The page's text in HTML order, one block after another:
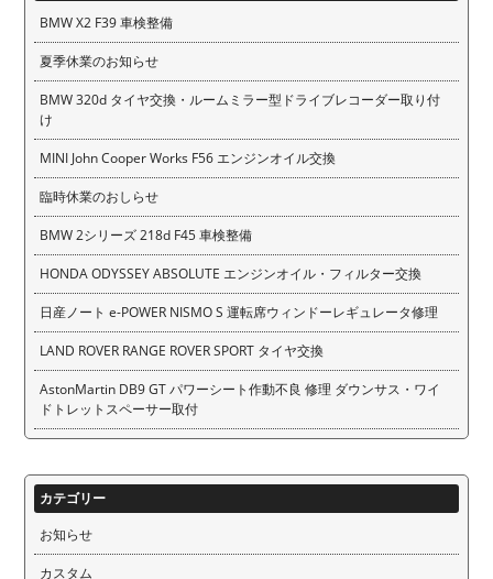
BMW X2 F39 車検整備
夏季休業のお知らせ
BMW 320d タイヤ交換・ルームミラー型ドライブレコーダー取り付
け
MINI John Cooper Works F56 エンジンオイル交換
臨時休業のおしらせ
BMW 2シリーズ 218d F45 車検整備
HONDA ODYSSEY ABSOLUTE エンジンオイル・フィルター交換
日産ノート e-POWER NISMO S 運転席ウィンドーレギュレータ修理
LAND ROVER RANGE ROVER SPORT タイヤ交換
AstonMartin DB9 GT パワーシート作動不良 修理 ダウンサス・ワイ
ドトレットスペーサー取付
カテゴリー
お知らせ
カスタム